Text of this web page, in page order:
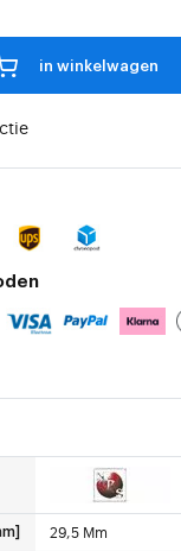
in winkelwagen
29,5 Mm